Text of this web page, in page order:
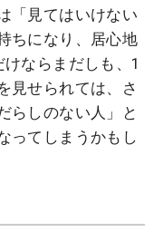
「見てはいけない
ちになり、居心地
ならまだしも、1
見せられては、さ
らしのない人」と
ってしまうかもし